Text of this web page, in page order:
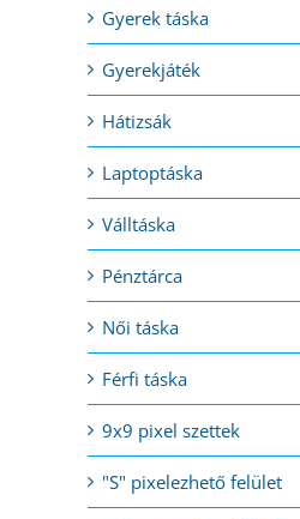
Gyerek táska
Gyerekjáték
Hátizsák
Laptoptáska
Válltáska
Pénztárca
Női táska
Férfi táska
9x9 pixel szettek
"S" pixelezhető felület